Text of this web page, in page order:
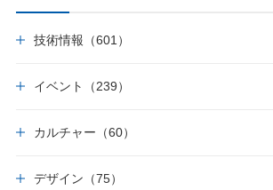
技術情報（601）
イベント（239）
カルチャー（60）
デザイン（75）